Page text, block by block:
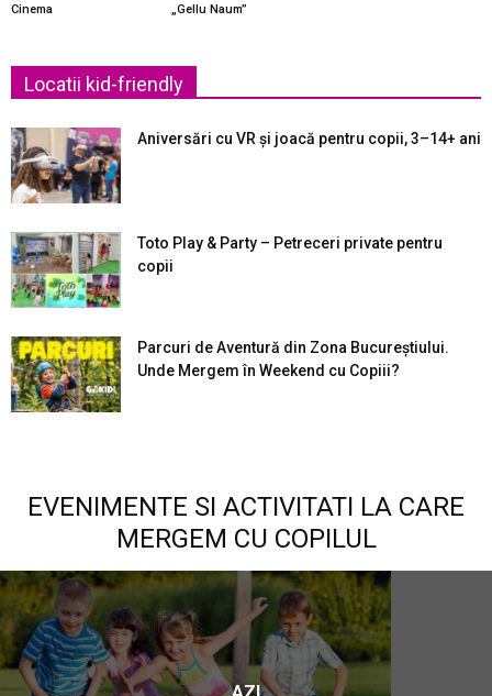
Cinema
„Gellu Naum”
Locatii kid-friendly
Aniversări cu VR și joacă pentru copii, 3–14+ ani
Toto Play & Party – Petreceri private pentru
copii
Parcuri de Aventură din Zona Bucureştiului.
Unde Mergem în Weekend cu Copiii?
EVENIMENTE SI ACTIVITATI LA CARE
MERGEM CU COPILUL